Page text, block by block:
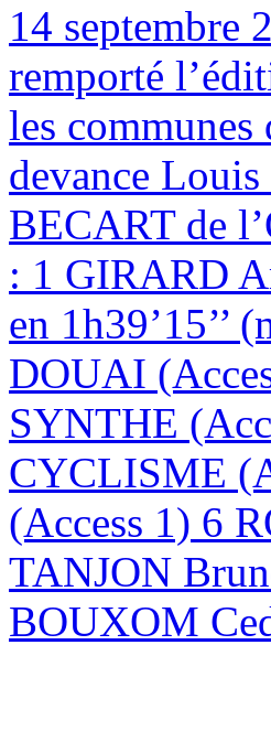
14 septembre
remporté
les
devance
BECART de
: 1 GIRARD
en
DOUAI
SYNTHE
CYCLISME
(Access 1) 6
TANJON
BOUXOM